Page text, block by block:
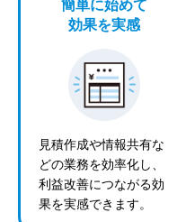
簡単に始めて
効果を実感
見積作成や情報共有な
どの業務を効率化し、
利益改善につながる効
果を実感できます。